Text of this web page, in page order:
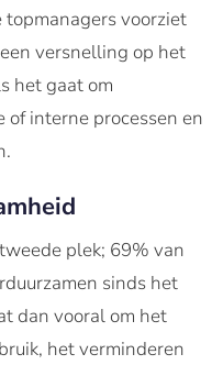
voorziet
versnelling op het
het gaat om
interne processen en
plek; 69% van
sinds het
dan vooral om het
het verminderen